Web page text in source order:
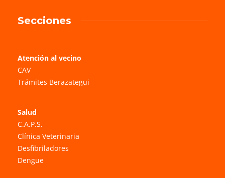
Secciones
Atención al vecino
CAV
Trámites Berazategui
Salud
C.A.P.S.
Clínica Veterinaria
Desfibriladores
Dengue